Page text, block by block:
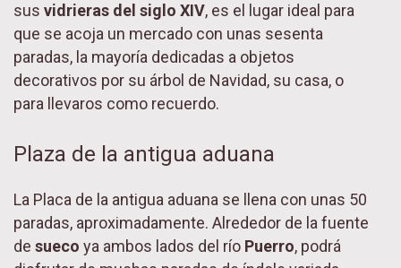
sus vidrieras del siglo XIV, es el lugar ideal para
que se acoja un mercado con unas sesenta
paradas, la mayoría dedicadas a objetos
decorativos por su árbol de Navidad, su casa, o
para llevaros como recuerdo.
Plaza de la antigua aduana
La Placa de la antigua aduana se llena con unas 50
paradas, aproximadamente. Alrededor de la fuente
de sueco ya ambos lados del río Puerro, podrá